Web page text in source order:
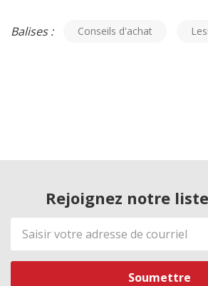
Balises : Conseils d'achat
Rejoignez notre
Adresse
de
courriel